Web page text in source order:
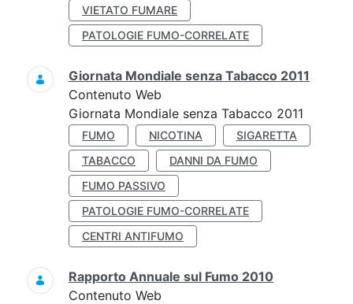
VIETATO FUMARE
PATOLOGIE FUMO-CORRELATE
Giornata Mondiale senza Tabacco 2011
Contenuto Web
Giornata Mondiale senza Tabacco 2011
FUMO NICOTINA
SIGARETTA
TABACCO
DANNI DA FUMO
FUMO PASSIVO
PATOLOGIE FUMO-CORRELATE
CENTRI ANTIFUMO
Rapporto Annuale sul Fumo 2010
Contenuto Web